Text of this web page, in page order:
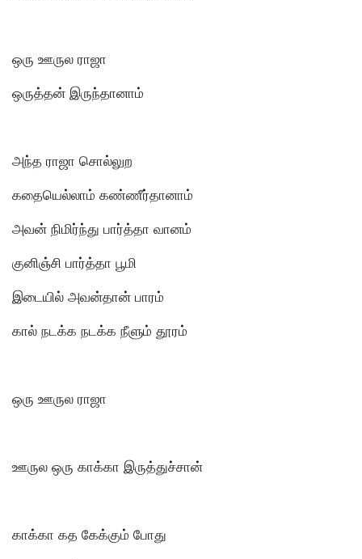
ஒரு ஊருல ராஜா
ஒருத்தன் இருந்தானாம்
அந்த ராஜா சொல்லுற
கதையெல்லாம் கண்ணீர்தானாம்
அவன் நிமிர்ந்து பார்த்தா வானம்
குனிஞ்சி பார்த்தா பூமி
இடையில் அவன்தான் பாரம்
கால் நடக்க நடக்க நீளும் தூரம்
ஒரு ஊருல ராஜா
ஊருல ஒரு காக்கா இருத்துச்சான்
காக்கா கத கேக்கும் போது